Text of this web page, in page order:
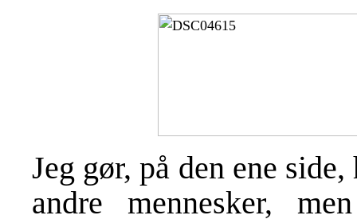
Jeg gør, på den ene
andre mennesker,